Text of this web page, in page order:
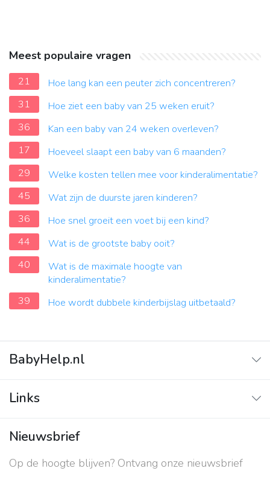
Meest populaire vragen
21
Hoe lang kan een peuter zich concentreren?
31
Hoe ziet een baby van 25 weken eruit?
36
Kan een baby van 24 weken overleven?
17
Hoeveel slaapt een baby van 6 maanden?
29
Welke kosten tellen mee voor kinderalimentatie?
45
Wat zijn de duurste jaren kinderen?
36
Hoe snel groeit een voet bij een kind?
44
Wat is de grootste baby ooit?
40
Wat is de maximale hoogte van
kinderalimentatie?
39
Hoe wordt dubbele kinderbijslag uitbetaald?
BabyHelp.nl
Vraag & Antwoord
Links
Contact
Over ons
Nieuwsbrief
Op de hoogte blijven? Ontvang onze nieuwsbrief